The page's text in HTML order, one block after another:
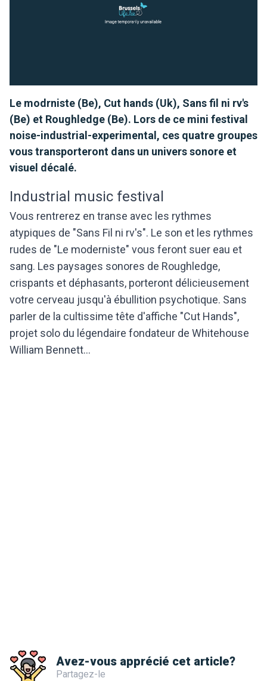
Le modrniste (Be), Cut hands (Uk), Sans fil ni rv's
(Be) et Roughledge (Be). Lors de ce mini festival
noise-industrial-experimental, ces quatre groupes
vous transporteront dans un univers sonore et
visuel décalé.
Industrial music festival
Vous rentrerez en transe avec les rythmes
atypiques de "Sans Fil ni rv's". Le son et les rythmes
rudes de "Le moderniste" vous feront suer eau et
sang. Les paysages sonores de Roughledge,
crispants et déphasants, porteront délicieusement
votre cerveau jusqu'à ébullition psychotique. Sans
parler de la cultissime tête d'affiche "Cut Hands",
projet solo du légendaire fondateur de Whitehouse
William Bennett...
Avez-vous apprécié cet article?
Partagez-le